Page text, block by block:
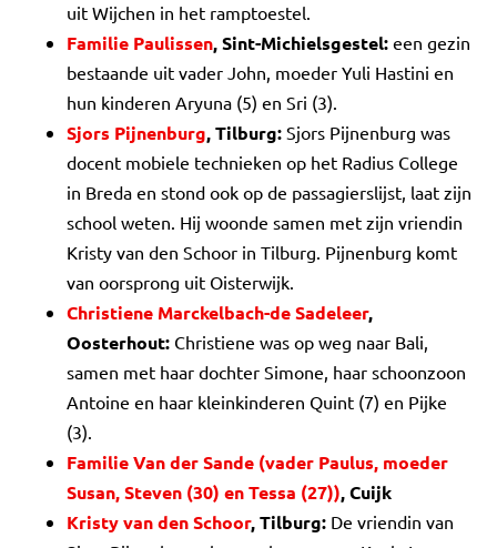
uit Wijchen in het ramptoestel.
Familie Paulissen, Sint-Michielsgestel: een gezin
bestaande uit vader John, moeder Yuli Hastini en
hun kinderen Aryuna (5) en Sri (3).
Sjors Pijnenburg, Tilburg: Sjors Pijnenburg was
docent mobiele technieken op het Radius College
in Breda en stond ook op de passagierslijst, laat zijn
school weten. Hij woonde samen met zijn vriendin
Kristy van den Schoor in Tilburg. Pijnenburg komt
van oorsprong uit Oisterwijk.
Christiene Marckelbach-de Sadeleer,
Oosterhout: Christiene was op weg naar Bali,
samen met haar dochter Simone, haar schoonzoon
Antoine en haar kleinkinderen Quint (7) en Pijke
(3).
Familie Van der Sande (vader Paulus, moeder
Susan, Steven (30) en Tessa (27)), Cuijk
Kristy van den Schoor, Tilburg: De vriendin van